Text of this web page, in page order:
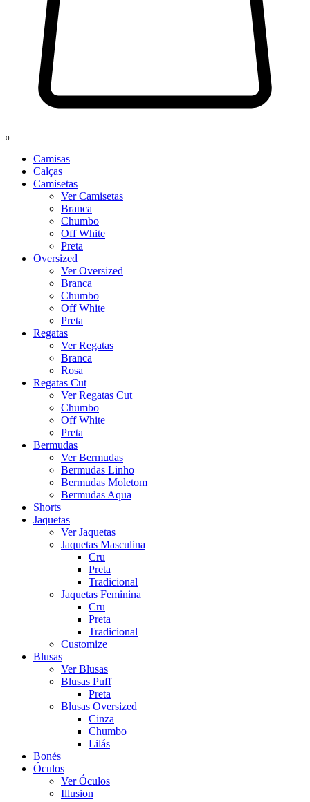
0
Camisas
Calças
Camisetas
Ver Camisetas
Branca
Chumbo
Off White
Preta
Oversized
Ver Oversized
Branca
Chumbo
Off White
Preta
Regatas
Ver Regatas
Branca
Rosa
Regatas Cut
Ver Regatas Cut
Chumbo
Off White
Preta
Bermudas
Ver Bermudas
Bermudas Linho
Bermudas Moletom
Bermudas Aqua
Shorts
Jaquetas
Ver Jaquetas
Jaquetas Masculina
Cru
Preta
Tradicional
Jaquetas Feminina
Cru
Preta
Tradicional
Customize
Blusas
Ver Blusas
Blusas Puff
Preta
Blusas Oversized
Cinza
Chumbo
Lilás
Bonés
Óculos
Ver Óculos
Illusion